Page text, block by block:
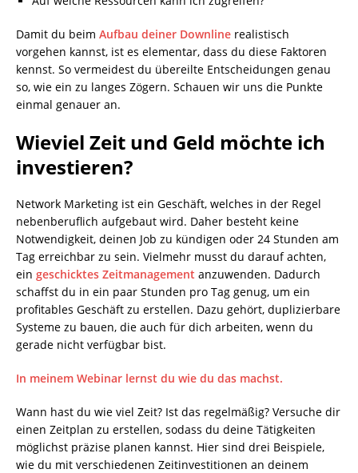
Damit du beim Aufbau deiner Downline realistisch
vorgehen kannst, ist es elementar, dass du diese Faktoren
kennst. So vermeidest du übereilte Entscheidungen genau
so, wie ein zu langes Zögern. Schauen wir uns die Punkte
einmal genauer an.
Wieviel Zeit und Geld möchte ich
investieren?
Network Marketing ist ein Geschäft, welches in der Regel
nebenberuflich aufgebaut wird. Daher besteht keine
Notwendigkeit, deinen Job zu kündigen oder 24 Stunden am
Tag erreichbar zu sein. Vielmehr musst du darauf achten,
ein geschicktes Zeitmanagement anzuwenden. Dadurch
schaffst du in ein paar Stunden pro Tag genug, um ein
profitables Geschäft zu erstellen. Dazu gehört, duplizierbare
Systeme zu bauen, die auch für dich arbeiten, wenn du
gerade nicht verfügbar bist.
In meinem Webinar lernst du wie du das machst.
Wann hast du wie viel Zeit? Ist das regelmäßig? Versuche dir
einen Zeitplan zu erstellen, sodass du deine Tätigkeiten
möglichst präzise planen kannst. Hier sind drei Beispiele,
wie du mit verschiedenen Zeitinvestitionen an deinem